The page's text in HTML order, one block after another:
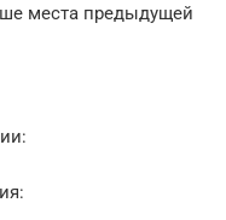
места предыдущей